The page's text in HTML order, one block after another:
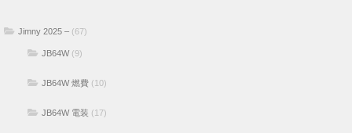
Jimny 2025 – (67)
JB64W(9)
JB64W 燃費 (10)
JB64W 電装 (17)